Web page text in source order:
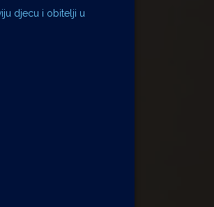
djecu i obitelji u